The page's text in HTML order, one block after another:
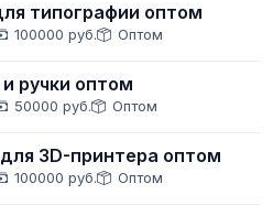
типографии оптом
100000 руб. Оптом
ручки оптом
50000 руб. Оптом
3D-принтера оптом
100000 руб. Оптом